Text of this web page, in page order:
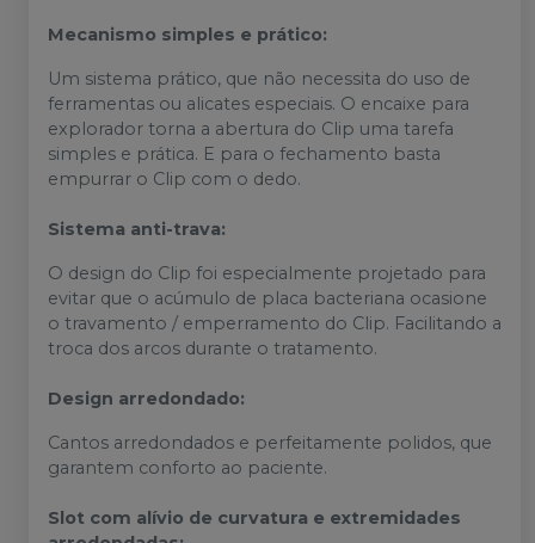
Mecanismo simples e prático:
Um sistema prático, que não necessita do uso de
ferramentas ou alicates especiais. O encaixe para
explorador torna a abertura do Clip uma tarefa
simples e prática. E para o fechamento basta
empurrar o Clip com o dedo.
Sistema anti-trava:
O design do Clip foi especialmente projetado para
evitar que o acúmulo de placa bacteriana ocasione
o travamento / emperramento do Clip. Facilitando a
troca dos arcos durante o tratamento.
Design arredondado:
Cantos arredondados e perfeitamente polidos, que
garantem conforto ao paciente.
Slot com alívio de curvatura e extremidades